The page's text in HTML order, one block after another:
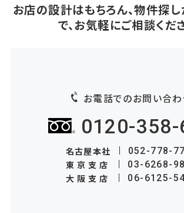
お店の設計はもちろん、物件探
で、お気軽にご相談くだ
お電話でのお問い合
0120-358-
名古屋本社 052-778-
東京支店 03-6268-
大阪支店 06-6125-